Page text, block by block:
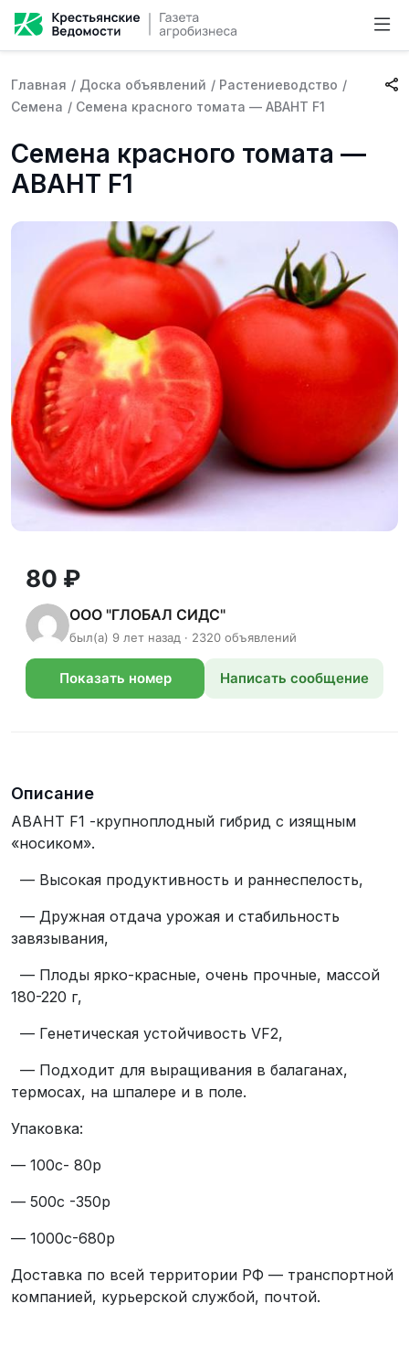
Главная / Доска объявлений / Растениеводство /
Семена / Семена красного томата — АВАНТ F1
Семена красного томата —
АВАНТ F1
80 ₽
ООО "ГЛОБАЛ СИДС"
был(а) 9 лет назад · 2320 объявлений
Показать номер Написать сообщение
Описание
АВАНТ F1 -крупноплодный гибрид с изящным
«носиком».
— Высокая продуктивность и раннеспелость,
— Дружная отдача урожая и стабильность
завязывания,
— Плоды ярко-красные, очень прочные, массой
180-220 г,
— Генетическая устойчивость VF2,
— Подходит для выращивания в балаганах,
термосах, на шпалере и в поле.
Упаковка:
— 100с- 80р
— 500с -350р
— 1000с-680р
Доставка по всей территории РФ — транспортной
компанией, курьерской службой, почтой.